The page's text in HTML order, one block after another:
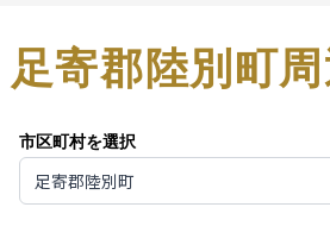
初めての方へ 納棺の
アフターサポート
関東エリア
千葉県
北海道エリア
ご葬儀事例 お客様
葬儀の知識 供花の
足寄郡陸別町
市区町村を選択
足寄郡陸別町